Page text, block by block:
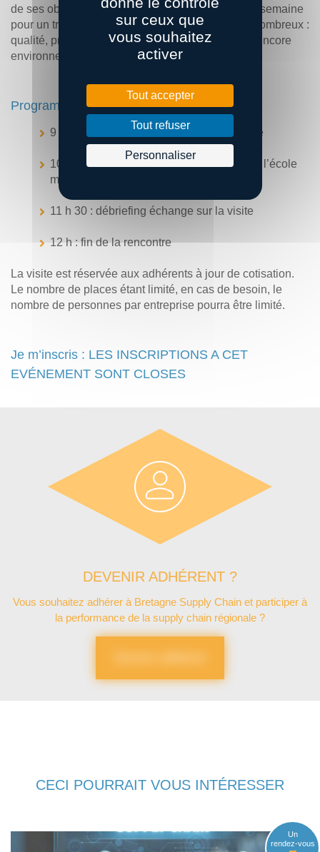
de ses objectifs. Enfin le village se réunit chaque semaine
pour un travail collectif. Les sujets abordés sont nombreux :
qualité, productivité, ergonomie, sécurité, 5 S ou encore
environnement.
Programme :
9 h : accueil et présentation de l’entreprise
10 h : visite du site de la Touche Tizon, de l’école
métiers et découverte d’un village Cristal
11 h 30 : débriefing échange sur la visite
12 h : fin de la rencontre
La visite est réservée aux adhérents à jour de cotisation.
Le nombre de places étant limité, en cas de besoin, le
nombre de personnes par entreprise pourra être limité.
Je m’inscris : LES INSCRIPTIONS A CET
EVÉNEMENT SONT CLOSES
DEVENIR ADHÉRENT ?
Vous souhaitez adhérer à Bretagne Supply Chain et participer à
la performance de la supply chain régionale ?
CECI POURRAIT VOUS INTÉRESSER
Un
rendez-vous
sur ceux que
vous souhaitez
activer
Tout accepter
Tout refuser
Personnaliser